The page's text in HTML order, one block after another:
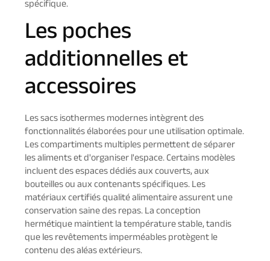
spécifique.
Les poches
additionnelles et
accessoires
Les sacs isothermes modernes intègrent des
fonctionnalités élaborées pour une utilisation optimale.
Les compartiments multiples permettent de séparer
les aliments et d'organiser l'espace. Certains modèles
incluent des espaces dédiés aux couverts, aux
bouteilles ou aux contenants spécifiques. Les
matériaux certifiés qualité alimentaire assurent une
conservation saine des repas. La conception
hermétique maintient la température stable, tandis
que les revêtements imperméables protègent le
contenu des aléas extérieurs.